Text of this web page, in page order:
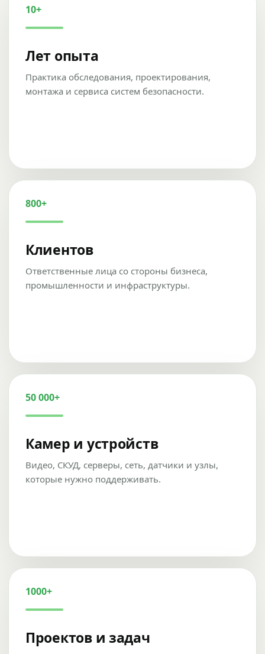
10+
Лет опыта
Практика обследования, проектирования,
монтажа и сервиса систем безопасности.
800+
Клиентов
Ответственные лица со стороны бизнеса,
промышленности и инфраструктуры.
50 000+
Камер и устройств
Видео, СКУД, серверы, сеть, датчики и узлы,
которые нужно поддерживать.
1000+
Проектов и задач